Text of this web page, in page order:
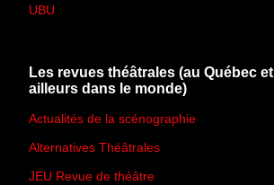
UBU
Les revues théâtrales (au Québec et
ailleurs dans le monde)
Actualités de la scénographie
Alternatives Théâtrales
JEU Revue de théâtre